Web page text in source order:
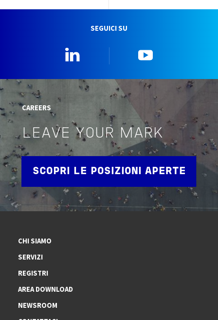
SEGUICI SU
CAREERS
LEAVE YOUR MARK
SCOPRI LE POSIZIONI APERTE
CHI SIAMO
SERVIZI
REGISTRI
AREA DOWNLOAD
NEWSROOM